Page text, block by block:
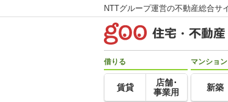
NTTグループ運営の不動産総合サ
借りる
賃貸
店舗･
事業用
マンショ
新築